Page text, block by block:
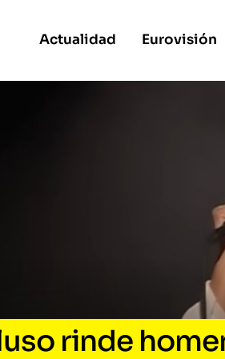
Actualidad Eurovisión
rinde